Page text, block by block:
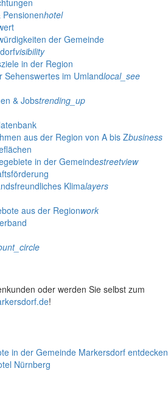
Pensionenhotel
der Gemeinde
visibility
in der Region
Sehenswertes im Umlandlocal_see
& Jobstrending_up
aus der Region von A bis Zbusiness
in der Gemeindestreetview
Klimalayers
aus der Regionwork
oder werden Sie selbst zum
!
Nürnberg